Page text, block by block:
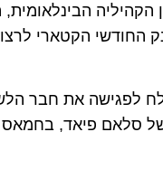
החודשי הקטארי
לפגישה את חבר
סלאם פיאד, בחמאס